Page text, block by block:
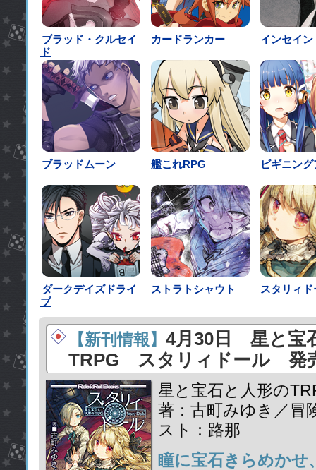
ブラッド・クルセイ
ド
カードランカー インセイン
ブラッドムーン 艦これRPG ビギニン
ダークデイズドライ
ブ
ストラトシャウト スタリィド
【新刊情報】 4月30日 星と宝
TRPG スタリィドール 発
星と宝石と人形の
著：古町みゆき／
スト：路那
瞳に宝石きらめかせ